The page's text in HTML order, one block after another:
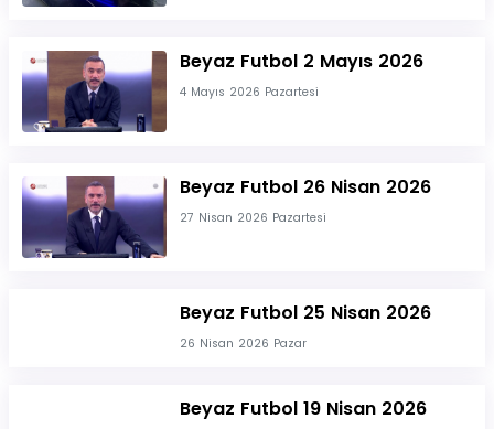
Beyaz Futbol 2 Mayıs 2026
4 Mayıs 2026 Pazartesi
Beyaz Futbol 26 Nisan 2026
27 Nisan 2026 Pazartesi
Beyaz Futbol 25 Nisan 2026
26 Nisan 2026 Pazar
Beyaz Futbol 19 Nisan 2026